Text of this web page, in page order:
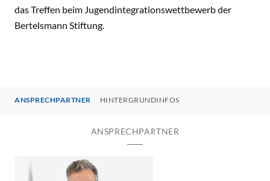
das Treffen beim Jugendintegrationswettbewerb der
Bertelsmann Stiftung.
ANSPRECHPARTNER HINTERGRUNDINFOS
ANSPRECHPARTNER